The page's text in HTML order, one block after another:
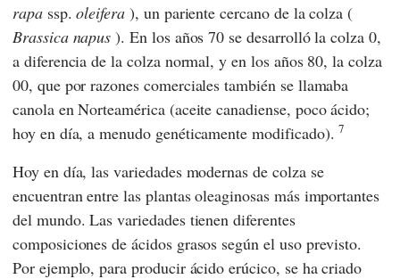
rapassp.oleifera ), un pariente cercano de la colza (
Brassica napus ). En los años 70 se desarrolló la colza 0,
a diferencia de la colza normal, y en los años 80, la colza
00, que por razones comerciales también se llamaba
canola en Norteamérica (aceite canadiense, poco ácido;
hoy en día, a menudo genéticamente modificado).7
Hoy en día, las variedades modernas de colza se
encuentran entre las plantas oleaginosas más importantes
del mundo. Las variedades tienen diferentes
composiciones de ácidos grasos según el uso previsto.
Por ejemplo, para producir ácido erúcico, se ha criado